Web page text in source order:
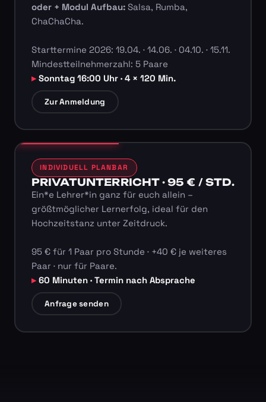
oder + Modul Aufbau:Salsa, Rumba,
ChaChaCha.
Starttermine 2026: 19.04. · 14.06. · 04.10. · 15.11.
Mindestteilnehmerzahl: 5 Paare
Sonntag 16:00 Uhr · 4 × 120 Min.
Zur Anmeldung
INDIVIDUELL PLANBAR
PRIVATUNTERRICHT · 95 € / STD.
Ein*e Lehrer*in ganz für euch allein –
größtmöglicher Lernerfolg, ideal für den
Hochzeitstanz unter Zeitdruck.
95 € für 1 Paar pro Stunde · +40 € je weiteres
Paar · nur für Paare.
60 Minuten · Termin nach Absprache
Anfrage senden